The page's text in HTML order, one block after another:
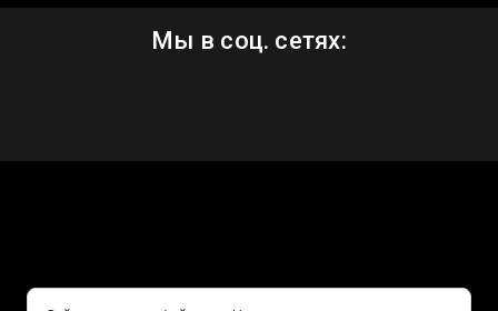
Мы в соц. сетях: